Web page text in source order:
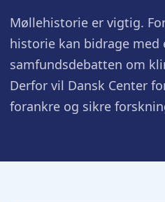
Møllehistorie er vigtig.
historie kan bidrage med
samfundsdebatten om
Derfor vil Dansk Center
forankre og sikre